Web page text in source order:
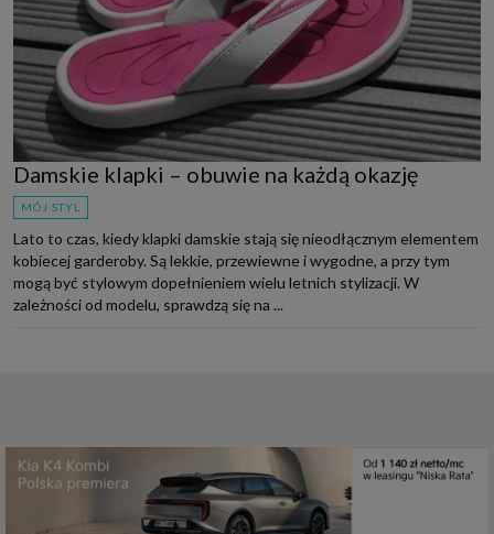
Damskie klapki – obuwie na każdą okazję
MÓJ STYL
Lato to czas, kiedy klapki damskie stają się nieodłącznym elementem
kobiecej garderoby. Są lekkie, przewiewne i wygodne, a przy tym
mogą być stylowym dopełnieniem wielu letnich stylizacji. W
zależności od modelu, sprawdzą się na ...